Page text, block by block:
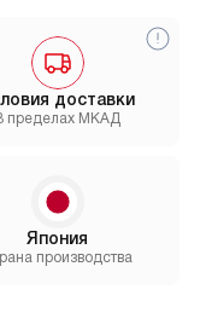
доставки
пределах МКАД
Япония
производства